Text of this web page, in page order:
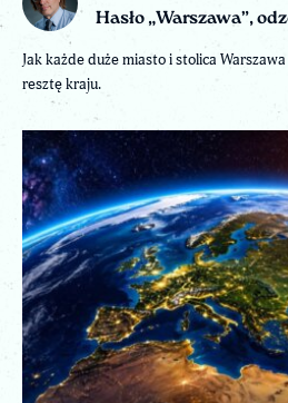
Hasło „Warszawa”,
Jak każde duże miasto i stolica
resztę kraju.